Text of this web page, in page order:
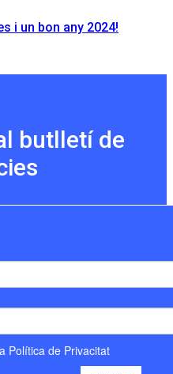
i un bon any 2024!
butlletí de